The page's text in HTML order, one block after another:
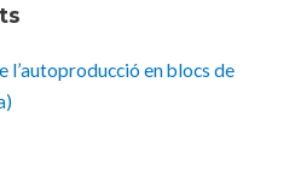
l’autoproducció en blocs de